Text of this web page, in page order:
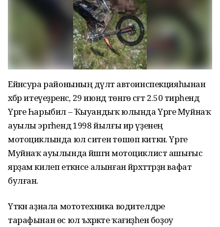
Ейәнсура районының дәүләт автоинспекцияһынан
хәбәр итеүеҙәренсә, 29 июндә төнгө сәғәт 2.50 тирәһендә
Үрге Һарыбил – Ҡыуандыҡ юлында Үрге Муйнаҡ
ауылы эргәһендә 1998 йылғы ир үҙенең
мотоциклында юл ситенә төшөп киткән. Үрге
Муйнаҡ ауылында йәшәгән мотоциклист ашығыс
ярҙам килеп еткәнсе алынған йәрәхәттәрҙән вафат
булған.
Үткән аҙнала мототехника водителдәре
тарафынан өс юл ъхәрәкәте ҡағиҙәһен боҙоу